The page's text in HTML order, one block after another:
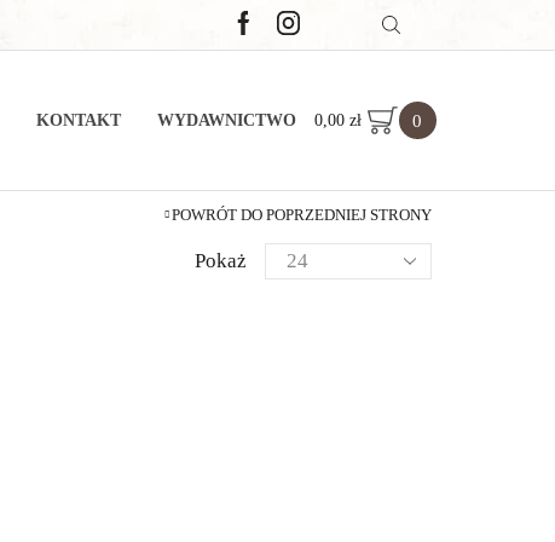
KONTAKT WYDAWNICTWO 0,00zł 0
POWRÓT DO POPRZEDNIEJ STRONY
Pokaż